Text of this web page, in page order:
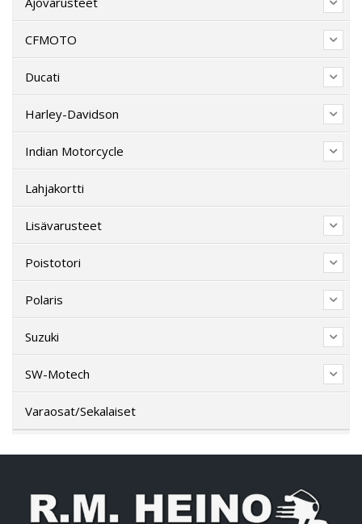
CFMOTO
Ducati
Harley-Davidson
Indian Motorcycle
Lahjakortti
Lisävarusteet
Poistotori
Polaris
Suzuki
SW-Motech
Varaosat/Sekalaiset